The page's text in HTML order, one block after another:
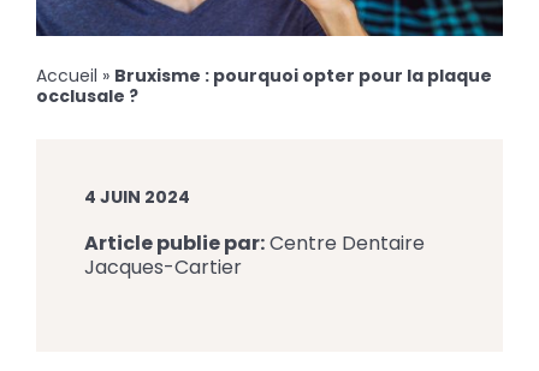
Accueil » Bruxisme : pourquoi opter pour la plaque
occlusale ?
4 JUIN 2024
Article publie par:Centre Dentaire
Jacques-Cartier